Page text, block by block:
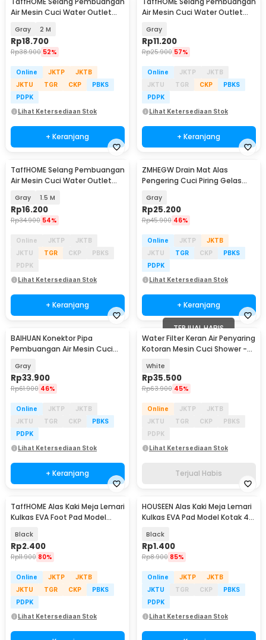
Air Mesin Cuci Water Outlet
Gray 2 M
Rp18.700
Rp38.900 52%
Online JKTP
JKTB
JKTU
TGR CKP
PBKS
PDPK
Lihat Ketersediaan Stok
+ Keranjang
Air Mesin Cuci Water Outlet
Gray
Rp11.200
Rp25.900 57%
Online JKTP
JKTB
JKTU
TGR CKP
PBKS
PDPK
Lihat Ketersediaan Stok
+ Keranjang
TaffHOME Selang Pembuangan
Air Mesin Cuci Water Outlet
Gray 1.5 M
Rp16.200
Rp34.900 54%
Online JKTP
JKTB
JKTU
TGR CKP
PBKS
PDPK
Lihat Ketersediaan Stok
+ Keranjang
ZMHEGW Drain Mat Alas
Pengering Cuci Piring Gelas
Gray
Rp25.200
Rp45.900 46%
Online JKTP
JKTB
JKTU
TGR CKP
PBKS
PDPK
Lihat Ketersediaan Stok
+ Keranjang
BAIHUAN Konektor Pipa
Pembuangan Air Mesin Cuci
Gray
Rp33.900
Rp61.900 46%
Online JKTP
JKTB
JKTU
TGR CKP
PBKS
PDPK
Lihat Ketersediaan Stok
+ Keranjang
TERJUAL HABIS
Water Filter Keran Air Penyaring
Kotoran Mesin Cuci Shower -
White
Rp35.500
Rp63.900 45%
Online JKTP
JKTB
JKTU
TGR CKP
PBKS
PDPK
Lihat Ketersediaan Stok
Terjual Habis
TaffHOME Alas Kaki Meja Lemari
Kulkas EVA Foot Pad Model
Black
Rp2.400
Rp11.900 80%
Online JKTP
JKTB
JKTU
TGR CKP
PBKS
PDPK
Lihat Ketersediaan Stok
HOUSEEN Alas Kaki Meja Lemari
Kulkas EVA Pad Model Kotak 4
Black
Rp1.400
Rp8.900 85%
Online JKTP
JKTB
JKTU
TGR CKP
PBKS
PDPK
Lihat Ketersediaan Stok